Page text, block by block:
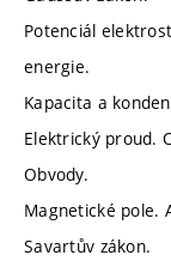
Potenciál
energie.
Kapacita a
Elektrický proud.
Obvody.
Magnetické pole.
Savartův zákon.